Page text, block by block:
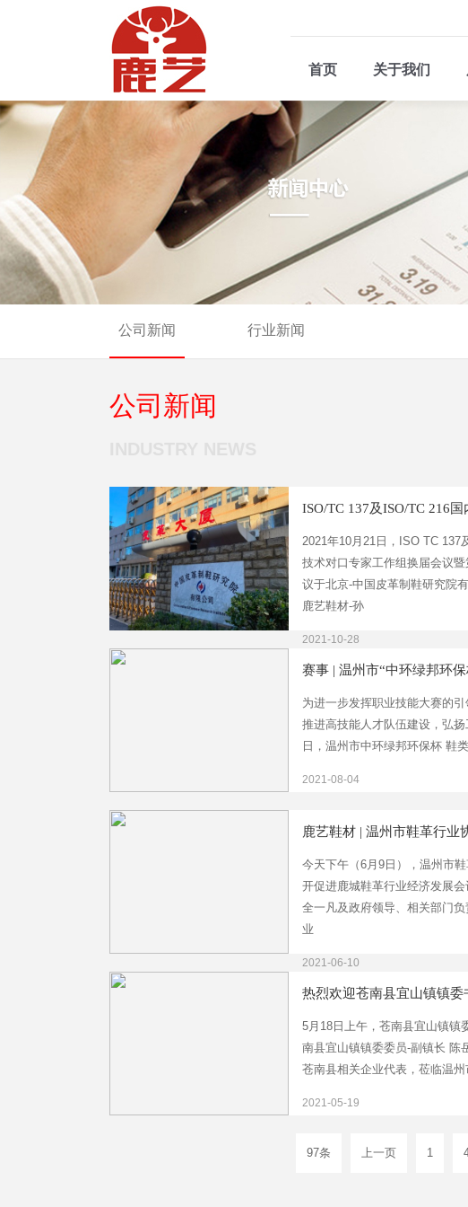
首页 关于我们
公司新闻 行业新闻
公司新闻
ISO/TC 137及ISO/TC 216
2021年10月21日，ISO TC 137
技术对口专家工作组换届会议
议于北京-中国皮革制鞋研究院
鹿艺鞋材-孙
2021-10-28
赛事 | 温州市“中环绿邦环保
为进一步发挥职业技能大赛的
推进高技能人才队伍建设，弘
日，温州市中环绿邦环保杯 鞋
2021-08-04
鹿艺鞋材 | 温州市鞋革行业
今天下午（6月9日），温州市
开促进鹿城鞋革行业经济发展
全一凡及政府领导、相关部门
业
2021-06-10
热烈欢迎苍南县宜山镇镇委
5月18日上午，苍南县宜山镇镇
南县宜山镇镇委委员-副镇长 陈
苍南县相关企业代表，莅临温
2021-05-19
97条 上一页 1